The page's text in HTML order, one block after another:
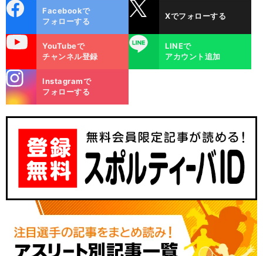
ok
Facebookで
フォローする
Xでフォローする
YouTubeで
チャンネル登録
LINE
LINEで
アカウント追加
m
Instagramで
フォローする